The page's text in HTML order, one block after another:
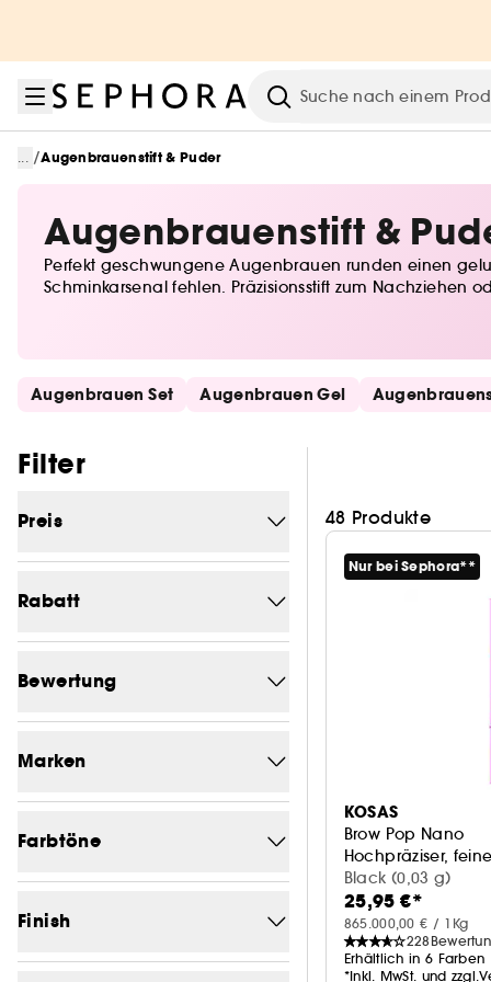
Suche
... /Augenbrauenstift & Puder
Augenbrauenstift &
Perfekt geschwungene Augenbrauen runden einen
Schminkarsenal fehlen. Präzisionsstift zum Nachziehen
Schnelllinks überspringen
Augenbrauen Set Augenbrauen Gel
Filter
Preis
Rabatt
-4.6 2
-9.2 1
-9.6 1
-12.5 1
Bewertung
Marken
Farbtöne
Finish
48 Produkte
Nur bei Sephora**
KOSAS
Brow Pop Nano
Hochpräziser,
Black (0,03 g)
25,95 €*
865.000,00 € / 1Kg
228
Erhältlich in 6 Farben
*Inkl. MwSt. und